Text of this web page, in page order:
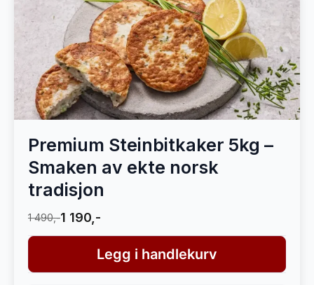
Premium Steinbitkaker 5kg –
Smaken av ekte norsk
tradisjon
1 490,-1 190,-
Legg i handlekurv